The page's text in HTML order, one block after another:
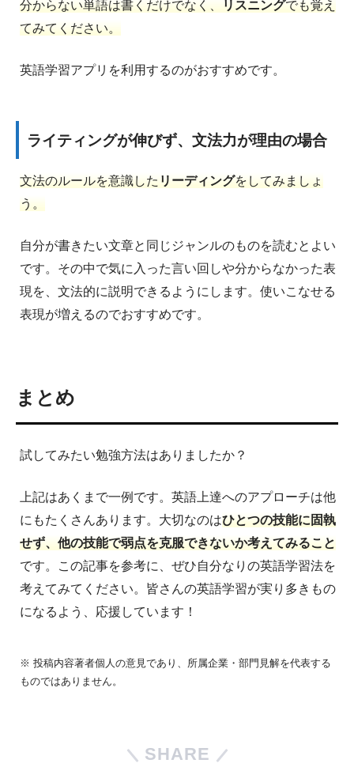
分からない単語は書くだけでなく、 リスニングでも覚え
てみてください。
英語学習アプリを利用するのがおすすめです。
ライティングが伸びず、文法力が理由の場合
文法のルールを意識したリーディングをしてみましょ
う。
自分が書きたい文章と同じジャンルのものを読むとよい
です。その中で気に入った言い回しや分からなかった表
現を、文法的に説明できるようにします。使いこなせる
表現が増えるのでおすすめです。
まとめ
試してみたい勉強方法はありましたか？
上記はあくまで一例です。英語上達へのアプローチは他
にもたくさんあります。大切なのはひとつの技能に固執
せず、他の技能で弱点を克服できないか考えてみること
です。この記事を参考に、ぜひ自分なりの英語学習法を
考えてみてください。皆さんの英語学習が実り多きもの
になるよう、応援しています！
※ 投稿内容著者個人の意見であり、所属企業・部門見解を代表する
ものではありません。
SHARE